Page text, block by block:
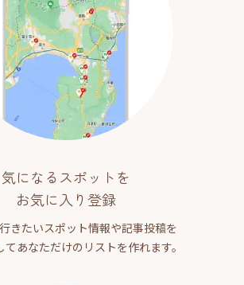
気になるスポットを
お気に入り登録
きたいスポット情報や記事投稿を
てあなただけのリストを作れます。